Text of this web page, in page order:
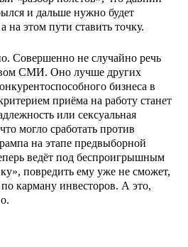
и дальше нужно будет
на этом пути ставить точку.
Совершенно не случайно речь
СМИ. Оно лучше других
бизнеса в
приёма на работу станет
или сексуальная
могло сработать против
на этапе предвыборной
ведёт под беспроигрышным
повредить ему уже не сможет,
карману инвесторов. А это,